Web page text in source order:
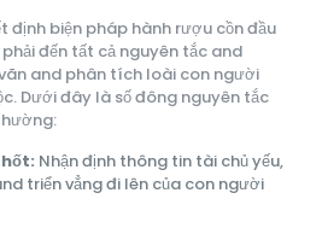
định biện pháp hành rượu cồn đầu
đến tất cả nguyên tắc and
and phân tích loài con người
Dưới đây là số đông nguyên tắc
Nhận định thông tin tài chủ yếu,
triển vẳng đi lên của con người